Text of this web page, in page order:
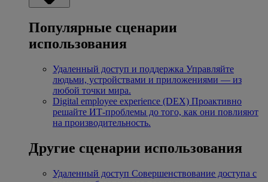
Популярные сценарии
использования
Удаленный доступ и поддержка Управляйте
людьми, устройствами и приложениями — из
любой точки мира.
Digital employee experience (DEX) Проактивно
решайте ИТ-проблемы до того, как они повлияют
на производительность.
Другие сценарии использования
Удаленный доступ Совершенствование доступа с